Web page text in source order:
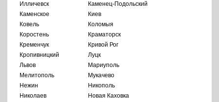
Илличевск
Каменец-Подольский
Каменское
Киев
Ковель
Коломыя
Коростень
Краматорск
Кременчук
Кривой Рог
Кропивницкий
Луцк
Львов
Мариуполь
Мелитополь
Мукачево
Нежин
Никополь
Николаев
Новая Каховка